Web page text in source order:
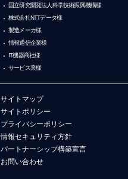
国立研究開発法人科学技術振興機構様
株式会社NTTデータ様
製造メーカ様
情報通信企業様
IT機器商社様
サービス業様
サイトマップ
サイトポリシー
プライバシーポリシー
情報セキュリティ方針
パートナーシップ構築宣言
お問い合わせ